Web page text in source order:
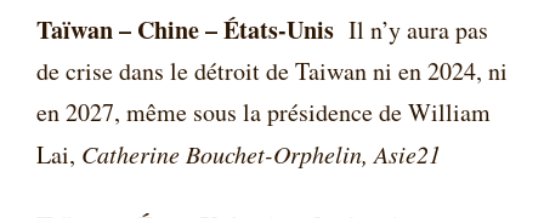
Taïwan – Chine – États-Unis Il n’y aura pas
de crise dans le détroit de Taiwan ni en 2024, ni
en 2027, même sous la présidence de William
Lai, Catherine Bouchet-Orphelin, Asie21